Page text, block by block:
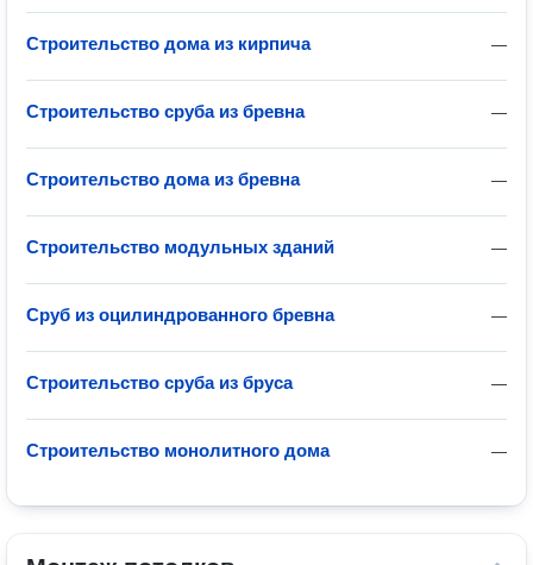
—
Строительство дома из кирпича
—
Строительство сруба из бревна
—
Строительство дома из бревна
—
Строительство модульных зданий
—
Сруб из оцилиндрованного бревна
—
Строительство сруба из бруса
—
Строительство монолитного дома